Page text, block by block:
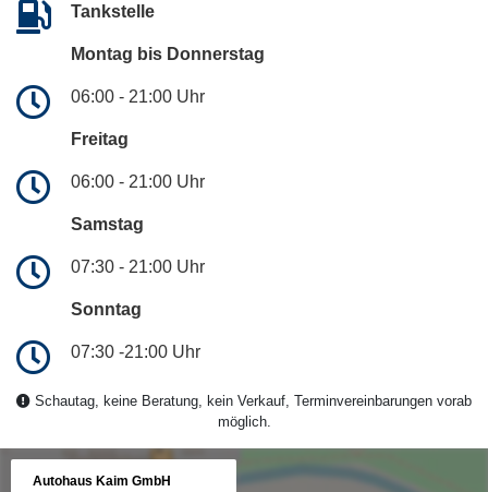
Tankstelle
Montag bis Donnerstag
06:00 - 21:00 Uhr
Freitag
06:00 - 21:00 Uhr
Samstag
07:30 - 21:00 Uhr
Sonntag
07:30 -21:00 Uhr
Schautag, keine Beratung, kein Verkauf, Terminvereinbarungen vorab
möglich.
Autohaus Kaim GmbH